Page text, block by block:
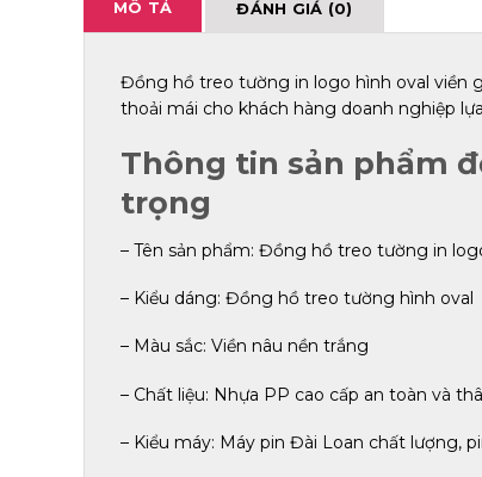
MÔ TẢ ĐÁNH GIÁ (0)
Đồng hồ treo tường in logo hình oval viền
thoải mái cho khách hàng doanh nghiệp
Thông tin sản phẩm
trọng
– Tên sản phẩm: Đồng hồ treo tường in
– Kiểu dáng: Đồng hồ treo tường hình oval
– Màu sắc: Viền nâu nền trắng
– Chất liệu: Nhựa PP cao cấp an toàn và
– Kiểu máy: Máy pin Đài Loan chất lượng,